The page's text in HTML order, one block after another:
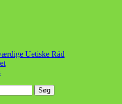
Uetiske Råd